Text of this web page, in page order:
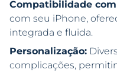
Compatibilidade com
com seu iPhone,
integrada e fluida.
Personalização:
complicações,